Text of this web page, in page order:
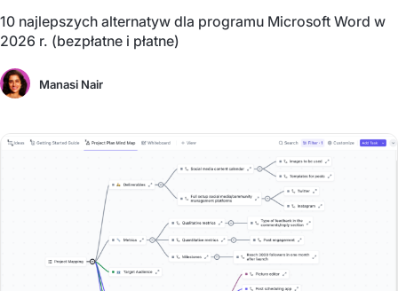
10 najlepszych alternatyw dla programu Microsoft Word w
2026 r. (bezpłatne i płatne)
Manasi Nair